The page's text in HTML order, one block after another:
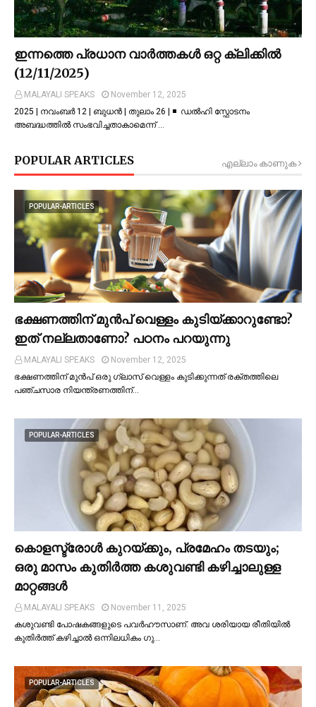
ഇന്നത്തെ പ്രധാന വാർത്തകൾ ഒറ്റ ക്ലിക്കിൽ
(12/11/2025)
MALAYALI SPEAKS
November 12, 2025
2025 | നവംബർ 12 | ബുധൻ | തുലാം 26 | ◾ ഡല്‍ഹി സ്ഫോടനം
അബദ്ധത്തില്‍ സംഭവിച്ചതാകാമെന്ന് …
POPULAR ARTICLES എല്ലാം കാണുക
POPULAR-ARTICLES
ഭക്ഷണത്തിന് മുന്‍പ് വെള്ളം കുടിയ്ക്കാറുണ്ടോ?
ഇത് നല്ലതാണോ? പഠനം പറയുന്നു
MALAYALI SPEAKS
November 12, 2025
ഭക്ഷണത്തിന് മുന്‍പ് ഒരു ഗ്ലാസ് വെള്ളം കുടിക്കുന്നത് രക്തത്തിലെ
പഞ്ചസാര നിയന്ത്രണത്തിന്…
POPULAR-ARTICLES
കൊളസ്ട്രോള്‍ കുറയ്ക്കും, പ്രമേഹം തടയും;
ഒരു മാസം കുതിര്‍ത്ത കശുവണ്ടി കഴിച്ചാലുള്ള
മാറ്റങ്ങള്‍
MALAYALI SPEAKS
November 11, 2025
കശുവണ്ടി പോഷകങ്ങളുടെ പവർഹൗസാണ്. അവ ശരിയായ രീതിയില്‍
കുതിർത്ത് കഴിച്ചാല്‍ ഒന്നിലധികം ഗു…
POPULAR-ARTICLES